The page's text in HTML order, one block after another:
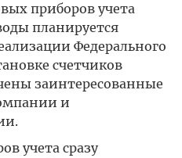
приборов учета
планируется
Федерального
счетчиков
заинтересованные
и
учета сразу